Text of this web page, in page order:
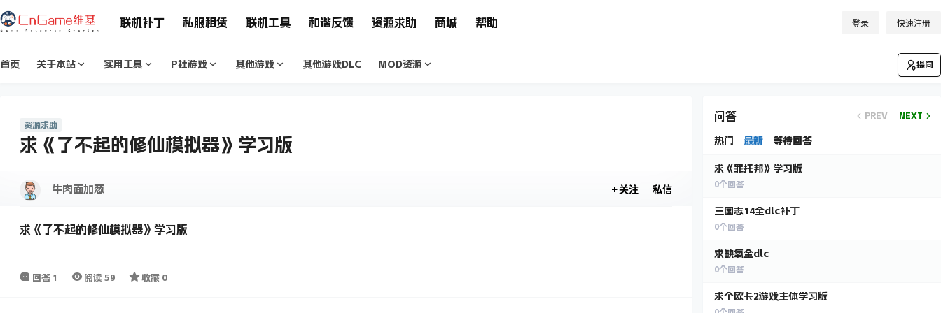
联机补丁 私服租赁 联机工具 和谐反馈 资源求助 商城 帮助 登录 快速注册
首页 关于本站 实用工具 P社游戏 其他游戏 其他游戏DLC MOD资源 提问
资源求助
求《了不起的修仙模拟器》学习版
牛肉面加葱 关注 私信
求《了不起的修仙模拟器》学习版
回答 1 阅读 59 收藏 0
问答 PREV NEXT
热门 最新 等待回答
求《罪托邦》学习版
0个回答
三国志14全dlc补丁
0个回答
求缺氧全dlc
0个回答
求个欧卡2游戏主体学习版